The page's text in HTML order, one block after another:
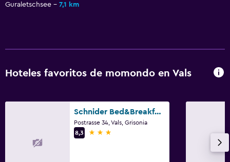
Restaurante
Botiquín de primeros auxilios
Guraletschsee
7,1 km
Hoteles favoritos de momondo en Vals
Schnider Bed&Breakfast und Café
Postrasse 34, Vals, Grisonia
8,3
3 estrellas